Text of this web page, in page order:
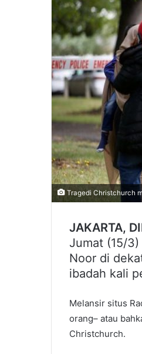
Tragedi Christchurch
JAKARTA,
Jumat (15/
Noor di
ibadah kali
Melansir situs
orang– atau
Christchurch.